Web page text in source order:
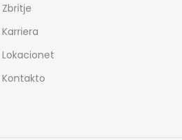
12000 BTU
Zbritje
Karriera
Lokacionet
Kontakto